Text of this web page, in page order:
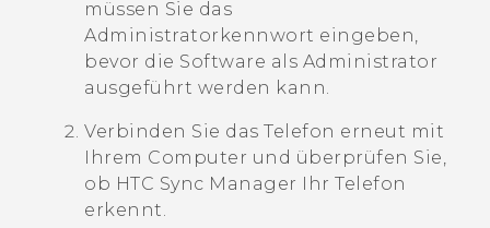
müssen Sie das
Administratorkennwort eingeben,
bevor die Software als Administrator
ausgeführt werden kann.
Verbinden Sie das Telefon erneut mit
Ihrem Computer und überprüfen Sie,
ob HTC Sync Manager Ihr Telefon
erkennt.